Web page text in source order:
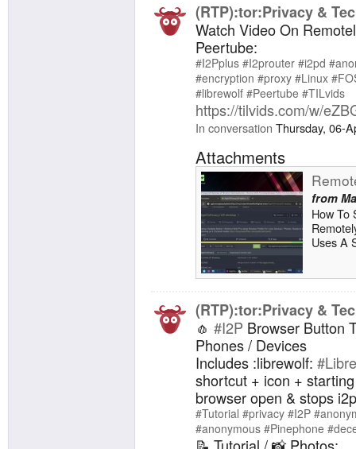
(RTP):tor:Privacy &
Watch Video On
Peertube:
#I2Pplus #I2prouter #i2pd
#encryption #proxy #Linux
#librewolf #Peertube #TILvids
https://tilvids.com/w/
In conversation Thursday, 06-
Attachments
from
How To
Uses A
shortcut
i2p
you
follow
blog
server:
https://
less-
(RTP):tor:Privacy &
🧄 #I2P Browser Button
Phones / Devices
Includes :librewolf:
shortcut + icon +
browser open & stops
#Tutorial #privacy #I2P
#anonymous #Pinephone